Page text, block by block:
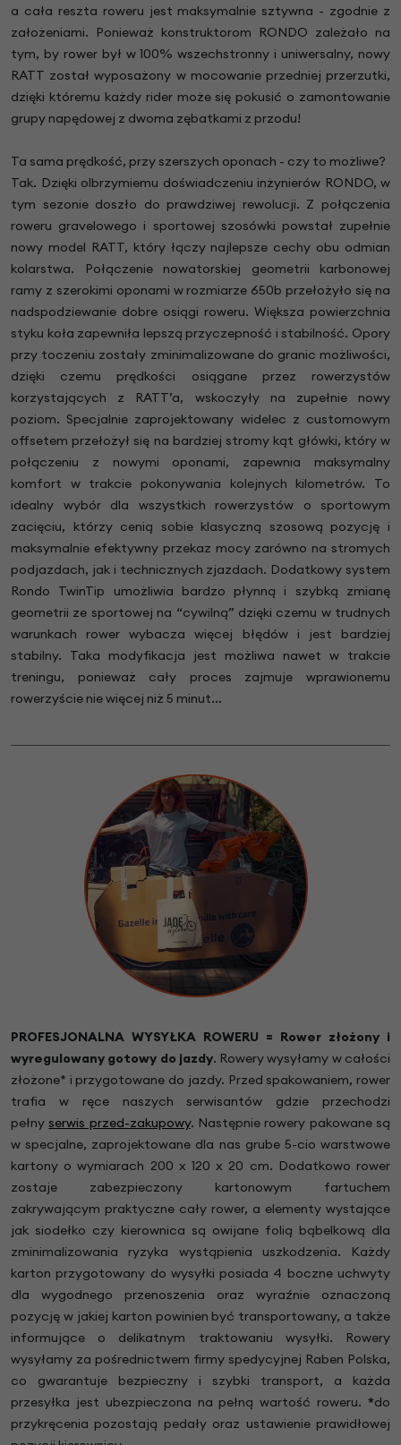
a cała reszta roweru jest maksymalnie sztywna - zgodnie z
założeniami. Ponieważ konstruktorom RONDO zależało na
tym, by rower był w 100% wszechstronny i uniwersalny, nowy
RATT został wyposażony w mocowanie przedniej przerzutki,
dzięki któremu każdy rider może się pokusić o zamontowanie
grupy napędowej z dwoma zębatkami z przodu!
Ta sama prędkość, przy szerszych oponach - czy to możliwe?
Tak. Dzięki olbrzymiemu doświadczeniu inżynierów RONDO, w
tym sezonie doszło do prawdziwej rewolucji. Z połączenia
roweru gravelowego i sportowej szosówki powstał zupełnie
nowy model RATT, który łączy najlepsze cechy obu odmian
kolarstwa. Połączenie nowatorskiej geometrii karbonowej
ramy z szerokimi oponami w rozmiarze 650b przełożyło się na
nadspodziewanie dobre osiągi roweru. Większa powierzchnia
styku koła zapewniła lepszą przyczepność i stabilność. Opory
przy toczeniu zostały zminimalizowane do granic możliwości,
dzięki czemu prędkości osiągane przez rowerzystów
korzystających z RATT’a, wskoczyły na zupełnie nowy
poziom. Specjalnie zaprojektowany widelec z customowym
offsetem przełożył się na bardziej stromy kąt główki, który w
połączeniu z nowymi oponami, zapewnia maksymalny
komfort w trakcie pokonywania kolejnych kilometrów. To
idealny wybór dla wszystkich rowerzystów o sportowym
zacięciu, którzy cenią sobie klasyczną szosową pozycję i
maksymalnie efektywny przekaz mocy zarówno na stromych
podjazdach, jak i technicznych zjazdach. Dodatkowy system
Rondo TwinTip umożliwia bardzo płynną i szybką zmianę
geometrii ze sportowej na “cywilną” dzięki czemu w trudnych
warunkach rower wybacza więcej błędów i jest bardziej
stabilny. Taka modyfikacja jest możliwa nawet w trakcie
treningu, ponieważ cały proces zajmuje wprawionemu
rowerzyście nie więcej niż 5 minut…
PROFESJONALNA WYSYŁKA ROWERU = Rower złożony i
wyregulowany gotowy do jazdy. Rowery wysyłamy w całości
złożone* i przygotowane do jazdy. Przed spakowaniem, rower
trafia w ręce naszych serwisantów gdzie przechodzi
pełnyserwis przed-zakupowy. Następnie rowery pakowane są
w specjalne, zaprojektowane dla nas grube 5-cio warstwowe
kartony o wymiarach 200 x 120 x 20 cm. Dodatkowo rower
zostaje zabezpieczony kartonowym fartuchem
zakrywającym praktyczne cały rower, a elementy wystające
jak siodełko czy kierownica są owijane folią bąbelkową dla
zminimalizowania ryzyka wystąpienia uszkodzenia. Każdy
karton przygotowany do wysyłki posiada 4 boczne uchwyty
dla wygodnego przenoszenia oraz wyraźnie oznaczoną
pozycję w jakiej karton powinien być transportowany, a także
informujące o delikatnym traktowaniu wysyłki. Rowery
wysyłamy za pośrednictwem firmy spedycyjnej Raben Polska,
co gwarantuje bezpieczny i szybki transport, a każda
przesyłka jest ubezpieczona na pełną wartość roweru. *do
przykręcenia pozostają pedały oraz ustawienie prawidłowej